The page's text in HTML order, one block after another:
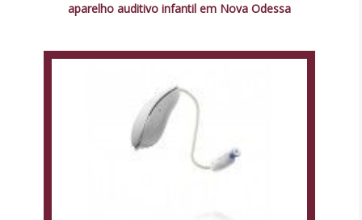
aparelho auditivo infantil em Nova Odessa